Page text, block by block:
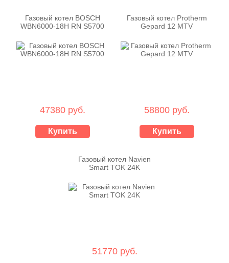
Газовый котел BOSCH
WBN6000-18H RN S5700
47380 руб.
Купить
Газовый котел Protherm
Gepard 12 MTV
58800 руб.
Купить
Газовый котел Navien
Smart TOK 24K
51770 руб.